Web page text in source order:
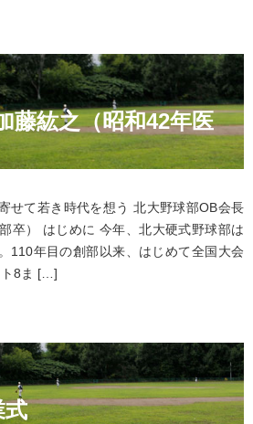
藤紘之（昭和42年医
せて若き時代を想う 北大野球部OB会長
卒） はじめに 今年、北大硬式野球部は
110年目の創部以来、はじめて全国大会
ト8ま […]
式